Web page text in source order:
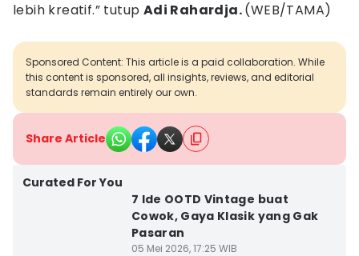
lebih kreatif.” tutup Adi Rahardja.(WEB/TAMA)
Sponsored Content: This article is a paid collaboration. While
this content is sponsored, all insights, reviews, and editorial
standards remain entirely our own.
Share Article
Curated For You
7 Ide OOTD Vintage buat
Cowok, Gaya Klasik yang Gak
Pasaran
05 Mei 2026, 17:25 WIB